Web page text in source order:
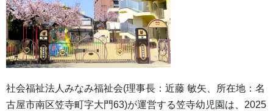
社会福祉法人みなみ福祉会(理事長：近藤 敏矢、所在地：名
古屋市南区笠寺町字大門63)が運営する笠寺幼児園は、2025